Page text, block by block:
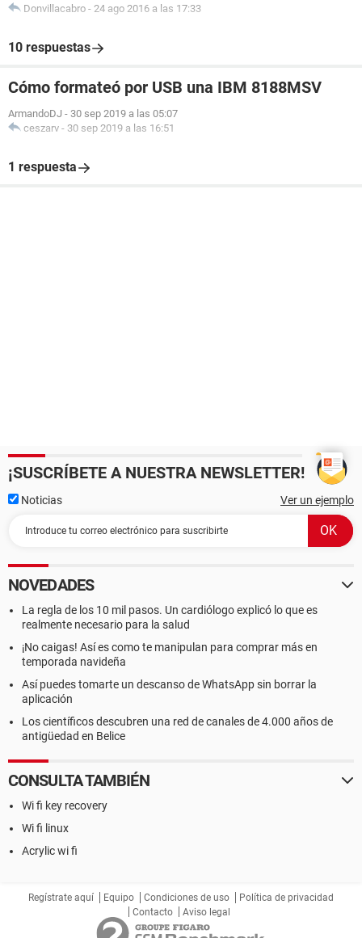
Donvillacabro - 24 ago 2016 a las 17:33
10 respuestas
Cómo formateó por USB una IBM 8188MSV
ArmandoDJ - 30 sep 2019 a las 05:07
ceszarv - 30 sep 2019 a las 16:51
1 respuesta
¡SUSCRÍBETE A NUESTRA NEWSLETTER!
Noticias Ver un ejemplo
NOVEDADES
La regla de los 10 mil pasos. Un cardiólogo explicó lo que es
realmente necesario para la salud
¡No caigas! Así es como te manipulan para comprar más en
temporada navideña
Así puedes tomarte un descanso de WhatsApp sin borrar la
aplicación
Los científicos descubren una red de canales de 4.000 años de
antigüedad en Belice
CONSULTA TAMBIÉN
Wi fi key recovery
Wi fi linux
Acrylic wi fi
Regístrate aquí Equipo Condiciones de uso
Política de privacidad
Contacto
Aviso legal